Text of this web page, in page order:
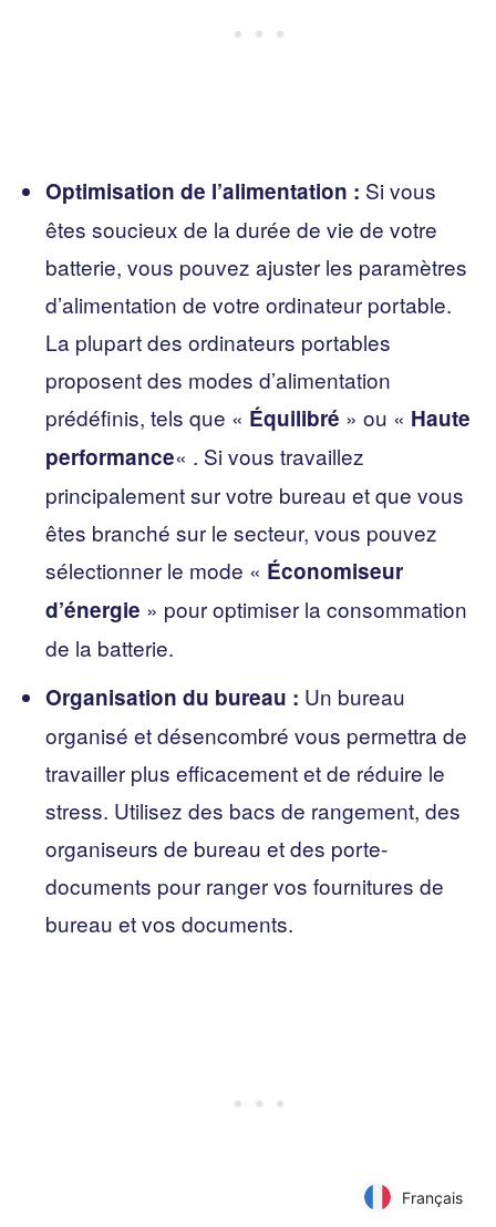
Optimisation de l’alimentation : Si vous
êtes soucieux de la durée de vie de votre
batterie, vous pouvez ajuster les paramètres
d’alimentation de votre ordinateur portable.
La plupart des ordinateurs portables
proposent des modes d’alimentation
prédéfinis, tels que « Équilibré » ou « Haute
performance« . Si vous travaillez
principalement sur votre bureau et que vous
êtes branché sur le secteur, vous pouvez
sélectionner le mode « Économiseur
d’énergie » pour optimiser la consommation
de la batterie.
Organisation du bureau : Un bureau
organisé et désencombré vous permettra de
travailler plus efficacement et de réduire le
stress. Utilisez des bacs de rangement, des
organiseurs de bureau et des porte-
documents pour ranger vos fournitures de
bureau et vos documents.
Français
Français